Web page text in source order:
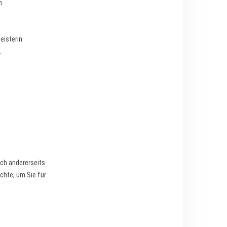
andererseits
um Sie für